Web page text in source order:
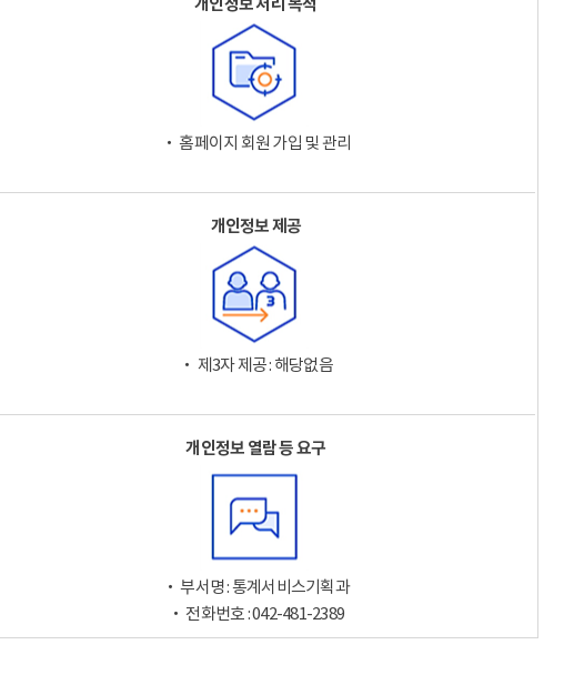
‧ 홈페이지 회원 가입 및 관리
개인정보 제공
‧ 제3자 제공 : 해당없음
개인정보 열람 등 요구
‧ 부서명 : 통계서비스기획과
‧ 전화번호 : 042-481-2389